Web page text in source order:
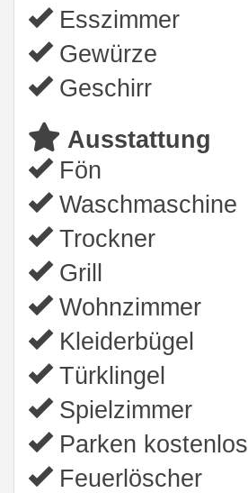
Esszimmer
Gewürze
Geschirr
Ausstattung
Fön
Waschmaschine
Trockner
Grill
Wohnzimmer
Kleiderbügel
Türklingel
Spielzimmer
Parken kostenlos
Feuerlöscher